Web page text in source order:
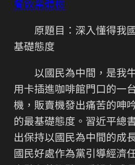
餐飲業體檢
原題目：深入懂得我
基礎態度
以國民為中間，是我
用卡插進咖啡館門口的一
機，販賣機發出痛苦的呻
的最基礎態度。習近平總
出保持以國民為中間的成
國民好處作為黨引導經濟